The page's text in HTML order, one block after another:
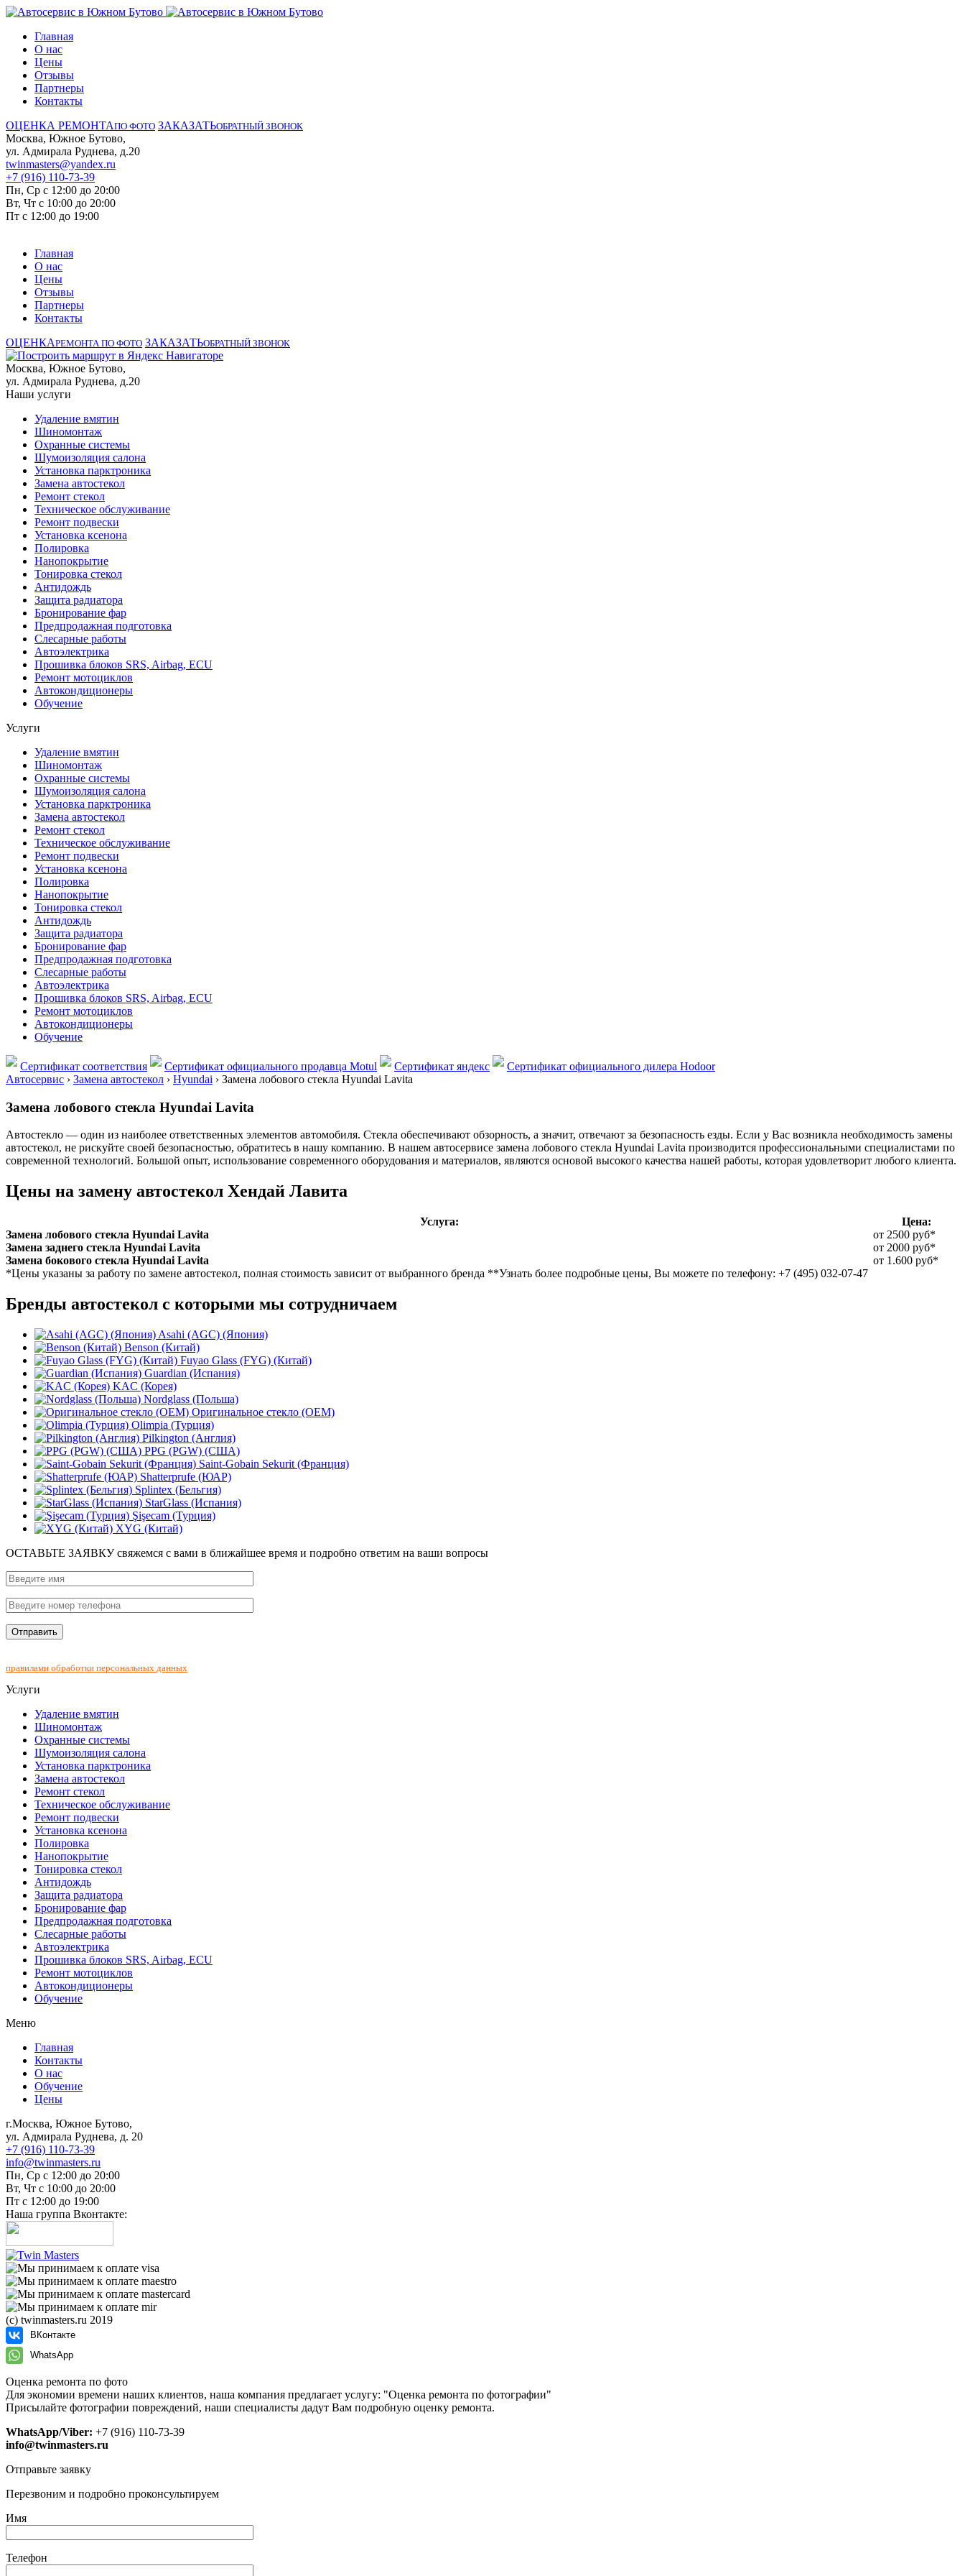
Главная
О нас
Цены
Отзывы
Партнеры
Контакты
ОЦЕНКА РЕМОНТАПО ФОТО ЗАКАЗАТЬОБРАТНЫЙ ЗВОНОК
Москва, Южное Бутово,
ул. Адмирала Руднева, д.20
twinmasters@yandex.ru
+7 (916) 110-73-39
Пн, Ср с 12:00 до 20:00
Вт, Чт с 10:00 до 20:00
Пт с 12:00 до 19:00
Главная
О нас
Цены
Отзывы
Партнеры
Контакты
ОЦЕНКАРЕМОНТА ПО ФОТО ЗАКАЗАТЬОБРАТНЫЙ ЗВОНОК
Москва, Южное Бутово,
ул. Адмирала Руднева, д.20
Наши услуги
Удаление вмятин
Шиномонтаж
Охранные системы
Шумоизоляция салона
Установка парктроника
Замена автостекол
Ремонт стекол
Техническое обслуживание
Ремонт подвески
Установка ксенона
Полировка
Нанопокрытие
Тонировка стекол
Антидождь
Защита радиатора
Бронирование фар
Предпродажная подготовка
Слесарные работы
Автоэлектрика
Прошивка блоков SRS, Airbag, ECU
Ремонт мотоциклов
Автокондиционеры
Обучение
Услуги
Удаление вмятин
Шиномонтаж
Охранные системы
Шумоизоляция салона
Установка парктроника
Замена автостекол
Ремонт стекол
Техническое обслуживание
Ремонт подвески
Установка ксенона
Полировка
Нанопокрытие
Тонировка стекол
Антидождь
Защита радиатора
Бронирование фар
Предпродажная подготовка
Слесарные работы
Автоэлектрика
Прошивка блоков SRS, Airbag, ECU
Ремонт мотоциклов
Автокондиционеры
Обучение
Сертификат соответствия Сертификат официального продавца Motul Сертификат яндекс
Сертификат официального дилера Hodoor
Автосервис › Замена автостекол › Hyundai › Замена лобового стекла Hyundai Lavita
Замена лобового стекла Hyundai Lavita
Автостекло — один из наиболее ответственных элементов автомобиля. Стекла обеспечивают обзорность, а значит, отвечают за безопасность езды. Если у Вас возникла необходимость замены
автостекол, не рискуйте своей безопасностью, обратитесь в нашу компанию. В нашем автосервисе замена лобового стекла Hyundai Lavita производится профессиональными специалистами по
современной технологий. Большой опыт, использование современного оборудования и материалов, являются основой высокого качества нашей работы, которая удовлетворит любого клиента.
Цены на замену автостекол Хендай Лавита
Услуга:
Цена:
Замена лобового стекла Hyundai Lavita
от 2500 руб*
Замена заднего стекла Hyundai Lavita
от 2000 руб*
Замена бокового стекла Hyundai Lavita
от 1.600 руб*
*Цены указаны за работу по замене автостекол, полная стоимость зависит от выбранного бренда **Узнать более подробные цены, Вы можете по телефону: +7 (495) 032-07-47
Бренды автостекол с которыми мы сотрудничаем
Asahi (AGC) (Япония)
Benson (Китай)
Fuyao Glass (FYG) (Китай)
Guardian (Испания)
KAC (Корея)
Nordglass (Польша)
Оригинальное стекло (OEM)
Olimpia (Турция)
Pilkington (Англия)
PPG (PGW) (США)
Saint-Gobain Sekurit (Франция)
Shatterprufe (ЮАР)
Splintex (Бельгия)
StarGlass (Испания)
Şişecam (Турция)
XYG (Китай)
ОСТАВЬТЕ ЗАЯВКУсвяжемся с вами в ближайшее время и подробно ответим на ваши вопросы
правилами обработки персональных данных
Услуги
Удаление вмятин
Шиномонтаж
Охранные системы
Шумоизоляция салона
Установка парктроника
Замена автостекол
Ремонт стекол
Техническое обслуживание
Ремонт подвески
Установка ксенона
Полировка
Нанопокрытие
Тонировка стекол
Антидождь
Защита радиатора
Бронирование фар
Предпродажная подготовка
Слесарные работы
Автоэлектрика
Прошивка блоков SRS, Airbag, ECU
Ремонт мотоциклов
Автокондиционеры
Обучение
Меню
Главная
Контакты
О нас
Обучение
Цены
г.Москва, Южное Бутово,
ул. Адмирала Руднева, д. 20
+7 (916) 110-73-39
info@twinmasters.ru
Пн, Ср с 12:00 до 20:00
Вт, Чт с 10:00 до 20:00
Пт с 12:00 до 19:00
Наша группа Вконтакте:
(с) twinmasters.ru 2019
ВКонтакте
WhatsApp
Оценка ремонта по фото
Для экономии времени наших клиентов, наша компания предлагает услугу: "Оценка ремонта по фотографии"
Присылайте фотографии повреждений, наши специалисты дадут Вам подробную оценку ремонта.
WhatsApp/Viber: +7 (916) 110-73-39
info@twinmasters.ru
Отправьте заявку
Перезвоним и подробно проконсультируем
Имя
Телефон